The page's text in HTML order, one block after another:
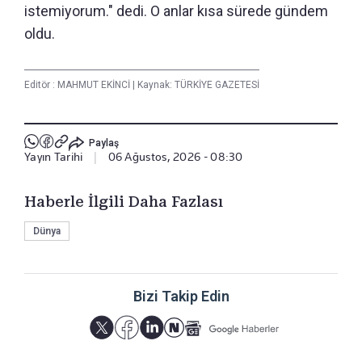
istemiyorum." dedi. O anlar kısa sürede gündem
oldu.
Editör : MAHMUT EKİNCİ Kaynak: TÜRKİYE GAZETESİ
Paylaş
Yayın Tarihi 06 Ağustos, 2026 - 08:30
Haberle İlgili Daha Fazlası
Dünya
Bizi Takip Edin